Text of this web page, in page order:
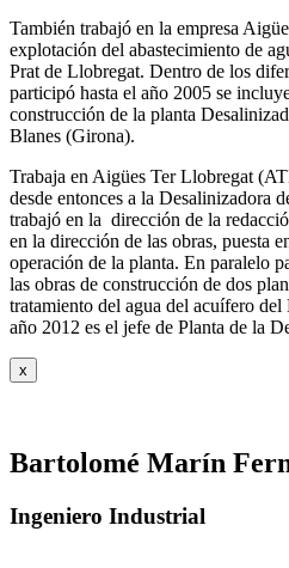
También trabajó en la empresa
explotación del abastecimiento de
Prat de Llobregat. Dentro de los
participó hasta el año 2005 se
construcción de la planta
Blanes (Girona).
Trabaja en Aigües Ter Llobregat
desde entonces a la Desalinizadora
trabajó en la dirección de la
en la dirección de las obras, puesta
operación de la planta. En paralelo
las obras de construcción de dos
tratamiento del agua del acuífero
año 2012 es el jefe de Planta de la
x
Bartolomé Marín
Ingeniero Industrial